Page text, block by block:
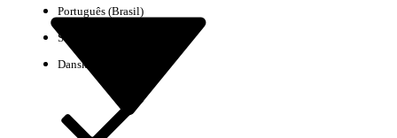
Português (Brasil)
Suomi
Dansk